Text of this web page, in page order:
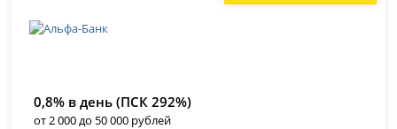
0,8% в день (ПСК 292%)
от 2 000 до 50 000 рублей